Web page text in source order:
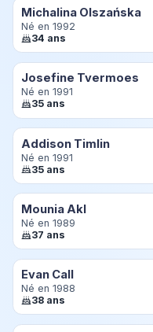
Michalina Olszańska
Né en 1992
34 ans
Josefine Tvermoes
Né en 1991
35 ans
Addison Timlin
Né en 1991
35 ans
Mounia Akl
Né en 1989
37 ans
Evan Call
Né en 1988
38 ans